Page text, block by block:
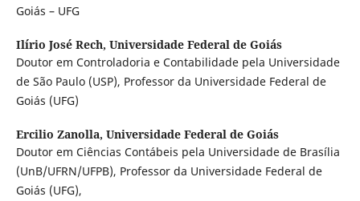
Goiás – UFG
Ilírio José Rech, Universidade Federal de Goiás
Doutor em Controladoria e Contabilidade pela Universidade
de São Paulo (USP), Professor da Universidade Federal de
Goiás (UFG)
Ercilio Zanolla, Universidade Federal de Goiás
Doutor em Ciências Contábeis pela Universidade de Brasília
(UnB/UFRN/UFPB), Professor da Universidade Federal de
Goiás (UFG),